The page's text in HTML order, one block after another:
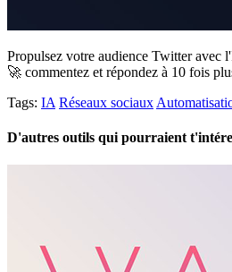
Propulsez votre audience Twitter avec
🚀 commentez et répondez à 10 fois
Tags: IA Réseaux sociaux
D'autres outils qui pourraient